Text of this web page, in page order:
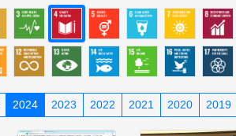
2024 2023 2022 2021 2020 2019